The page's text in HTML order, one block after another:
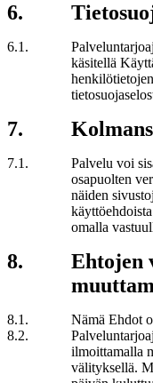
6.
6.1.
käsitellä
7.
7.1.
Palvelu voi
osapuolten
näiden
omalla
8.
Ehtojen
8.1.
Nämä Ehdot
8.2.
ilmoittamalla
välityksellä.